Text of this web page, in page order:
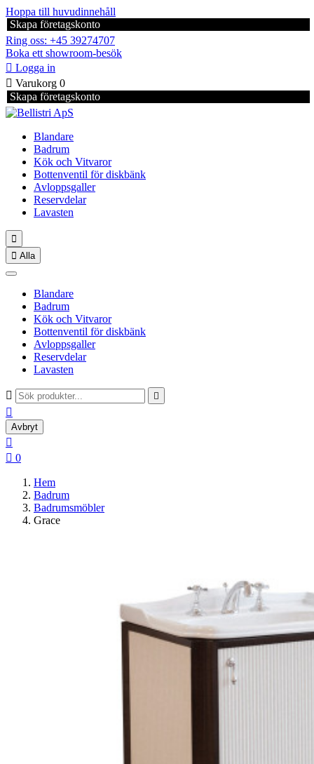
Hoppa till huvudinnehåll
Skapa företagskonto
Ring oss: +45 39274707
Boka ett showroom-besök
 Logga in
 Varukorg 0
Skapa företagskonto
Blandare
Badrum
Kök och Vitvaror
Bottenventil för diskbänk
Avloppsgaller
Reservdelar
Lavasten

 Alla
Blandare
Badrum
Kök och Vitvaror
Bottenventil för diskbänk
Avloppsgaller
Reservdelar
Lavasten
 

Avbryt

 0
Hem
Badrum
Badrumsmöbler
Grace